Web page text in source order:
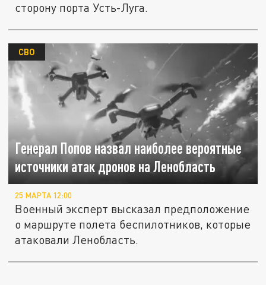
сторону порта Усть-Луга.
Генерал Попов назвал наиболее вероятные
источники атак дронов на Ленобласть
СВО
25 МАРТА 12:00
Военный эксперт высказал предположение
о маршруте полета беспилотников, которые
атаковали Ленобласть.